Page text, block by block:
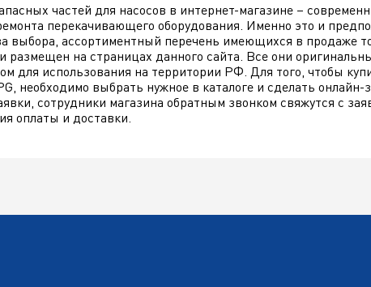
частей для насосов в интернет-магазине –
перекачивающего оборудования. Именно это и
выбора, ассортиментный перечень имеющихся в продаже
размещен на страницах данного сайта. Все они
для использования на территории РФ. Для того, чтобы
необходимо выбрать нужное в каталоге и сделать
сотрудники магазина обратным звонком свяжутся с
оплаты и доставки.